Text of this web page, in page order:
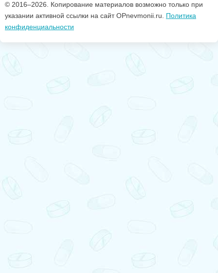
© 2016–2026. Копирование материалов возможно только при
указании активной ссылки на сайт OPnevmonii.ru. Политика
конфиденциальности